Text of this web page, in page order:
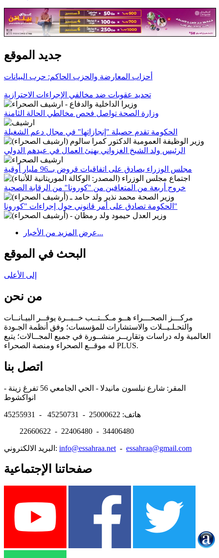
جديد الموقع
أحزاب المعارضة والحزب الحاكم: حرب البيانات
تحديد عقوبات ضد مخالفي الإجراءات الاحترازية
وزارة الصحة تواصل فحص مخالطي الحالة الثامنة
الحكومة تقدم حصيلة "إنجازاتها" في مجال دعم الشغيلة
الرئيس ولد الشيخ الغزواني يهنئ العمال في عيدهم الدولي
مجلس الوزراء يصادق على اتفاقيات قروض بــ96 مليار أوقية
خروج أربعة من المتعافين من "كورونا" من الرقابة الصحية
الحكومة تصادق على أمر قانوني حول إجراءات "كورونا"
عرض المزيد من الأخبار...
البحث في الموقع
إلى الأعلى
من نحن
مركـــز الصحـــراء هــو مـكــتــب خــبــرة يوفــر البيـانــات
والتحـلـيــلات والاستشارات للمؤسسات؛ وفق أنظمة الجـودة
العالمية وله دراسات وتقاريــر منشــورة في جميع المجــالات؛ يتبع
له موقــع الصحراء ومنصة الصحراء PLUS.
اتصل بنا
المقر: شارع نيلسون مانيدلا - الحي الجامعي 56 تفرغ زينة -
هاتف: 25000622 - 45250731 - 45255931
22660622 - 22406480 - 34406480
البريد الالكتروني: info@essahraa.net - essahraa@gmail.com
صفحاتنا الإجتماعية